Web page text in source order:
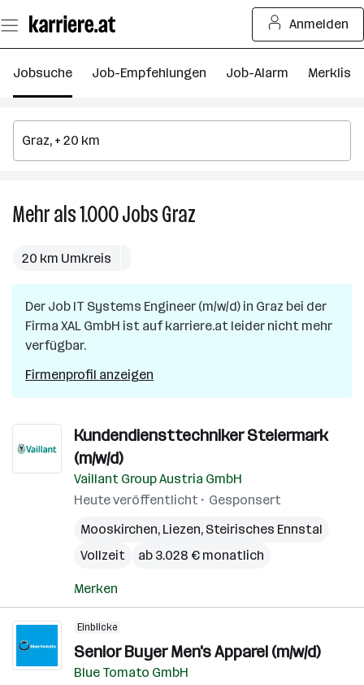
Seiteninhalt
springen
Anmelden
Jobsuche Job-Empfehlungen Job-Alarm Merkliste
Mehr als 1.000JobsGraz
in
Graz
20 km Umkreis
Der Job IT Systems Engineer (m/w/d) in Graz bei der
Firma XAL GmbH ist auf karriere.at leider nicht mehr
verfügbar.
Firmenprofil anzeigen
Kundendiensttechniker Steiermark
(m/w/d)
Vaillant Group Austria GmbH
Heute veröffentlicht
Gesponsert
Mooskirchen, Liezen, Steirisches Ennstal
Vollzeit
ab 3.028 € monatlich
Merken
Einblicke
Senior Buyer Men's Apparel (m/w/d)
Blue Tomato GmbH